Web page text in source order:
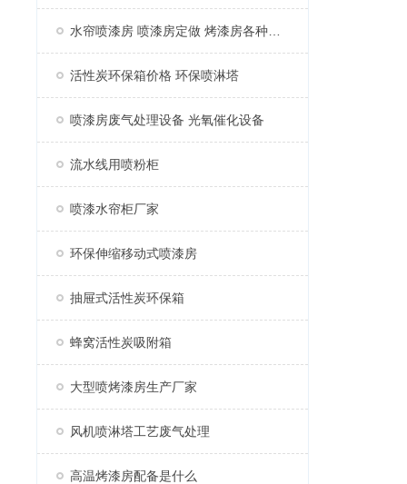
活性炭环保箱价格 环保喷淋塔
喷漆房废气处理设备 光氧催化设备
流水线用喷粉柜
喷漆水帘柜厂家
环保伸缩移动式喷漆房
抽屉式活性炭环保箱
蜂窝活性炭吸附箱
大型喷烤漆房生产厂家
风机喷淋塔工艺废气处理
高温烤漆房配备是什么